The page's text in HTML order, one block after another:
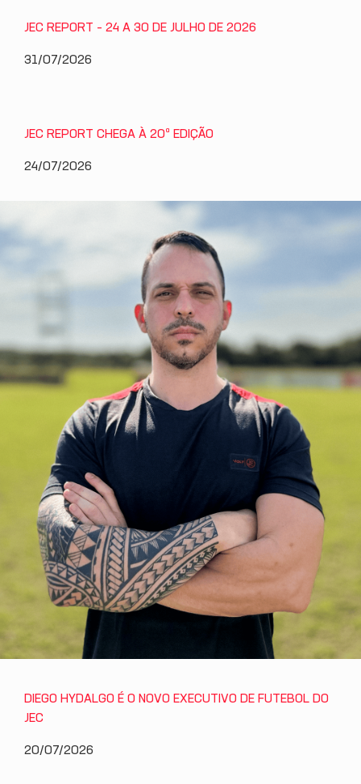
JEC REPORT – 24 A 30 DE JULHO DE 2026
31/07/2026
JEC REPORT CHEGA À 20ª EDIÇÃO
24/07/2026
DIEGO HYDALGO É O NOVO EXECUTIVO DE FUTEBOL DO
JEC
20/07/2026